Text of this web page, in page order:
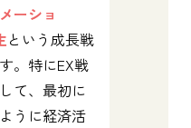
ーショ
という成長戦
。特にEX戦
て、最初に
うに経済活